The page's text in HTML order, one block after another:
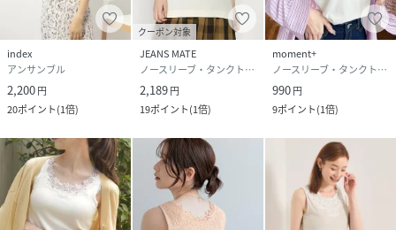
index
アンサンブル
2,200円
20ポイント(1倍)
クーポン対象
JEANS MATE
ノースリーブ・タンクトップ
2,189円
19ポイント(1倍)
moment+
ノースリーブ・タンクトップ
990円
9ポイント(1倍)